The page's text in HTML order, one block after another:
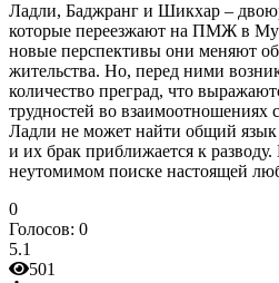
Ладли, Баджранг и Шикхар –
которые переезжают на ПМЖ в
новые перспективы они меняют
жительства. Но, перед ними
количество преград, что
трудностей во
Ладли не может найти общий
и их брак приближается к
неутомимом поиске настоящей
0
Голосов: 0
5.1
501